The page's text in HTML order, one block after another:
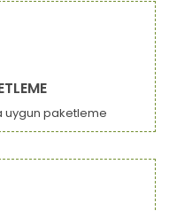
uygun paketleme